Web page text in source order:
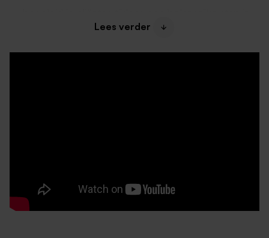
Je:
ondersteunt cliënten bij de persoonlijke verzorging;
Lees verder